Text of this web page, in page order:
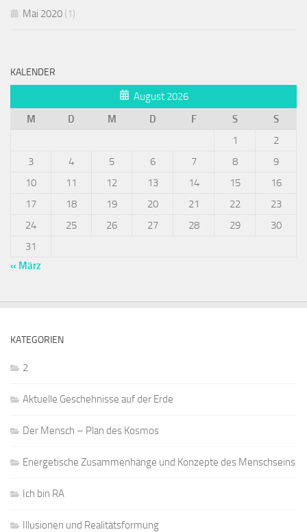
Mai 2020 (1)
KALENDER
August 2026
M
D M D F S
S
1
2
3
4 5 6 7 8
9
10
11 12 13 14 15
16
17
18 19 20 21 22
23
24
25 26 27 28 29
30
31
« März
KATEGORIEN
2
Aktuelle Geschehnisse auf der Erde
Der Mensch – Plan des Kosmos
Energetische Zusammenhänge und Konzepte des Menschseins
Ich bin RA
Illusionen und Realitätsformung